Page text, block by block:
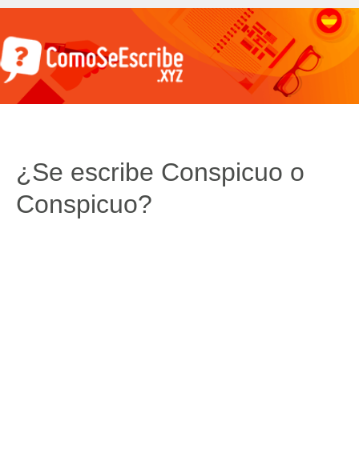
¿Se escribe Conspicuo o
Conspicuo?